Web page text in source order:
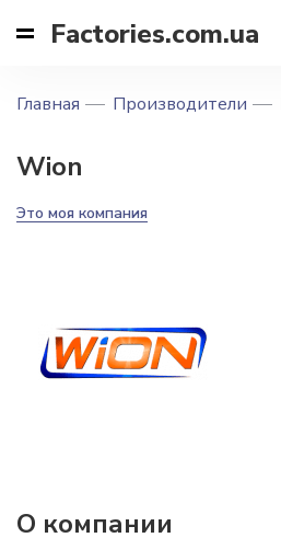
Factories.com.ua
Главная Производители
Wion
Это моя компания
О компании